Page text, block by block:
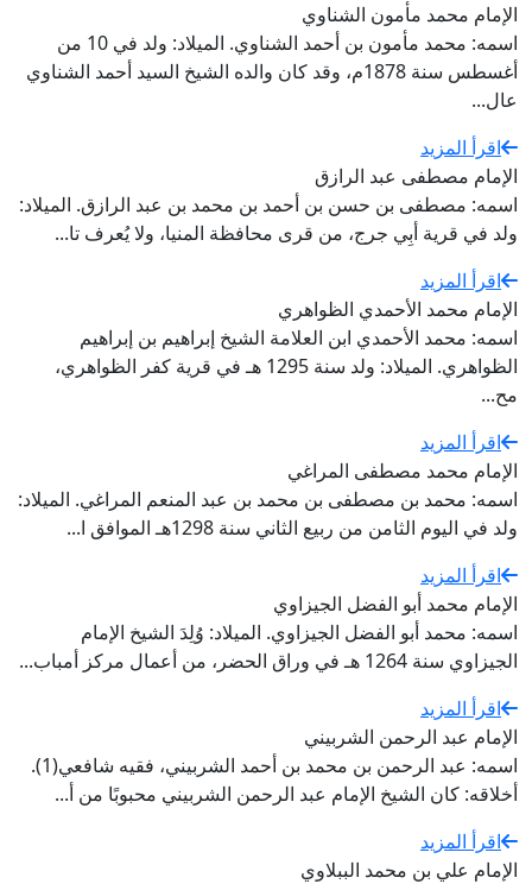
الإمام محمد مأمون الشناوي
اسمه: محمد مأمون بن أحمد الشناوي. الميلاد: ولد في 10 من
أغسطس سنة 1878م، وقد كان والده الشيخ السيد أحمد الشناوي
عال...
اقرأ المزيد
الإمام مصطفى عبد الرازق
اسمه: مصطفى بن حسن بن أحمد بن محمد بن عبد الرازق. الميلاد:
ولد في قرية أبِي جرج، من قرى محافظة المنيا، ولا يُعرف تا...
اقرأ المزيد
الإمام محمد الأحمدي الظواهري
اسمه: محمد الأحمدي ابن العلامة الشيخ إبراهيم بن إبراهيم
الظواهري. الميلاد: ولد سنة 1295 هـ في قرية كفر الظواهري،
مح...
اقرأ المزيد
الإمام محمد مصطفى المراغي
اسمه: محمد بن مصطفى بن محمد بن عبد المنعم المراغي. الميلاد:
ولد في اليوم الثامن من ربيع الثاني سنة 1298هـ الموافق ا...
اقرأ المزيد
الإمام محمد أبو الفضل الجيزاوي
اسمه: محمد أبو الفضل الجيزاوي. الميلاد: وُلِدَ الشيخ الإمام
الجيزاوي سنة 1264 هـ في وراق الحضر، من أعمال مركز أمباب...
اقرأ المزيد
الإمام عبد الرحمن الشربيني
اسمه: عبد الرحمن بن محمد بن أحمد الشربيني، فقيه شافعي(1).
أخلاقه: كان الشيخ الإمام عبد الرحمن الشربيني محبوبًا من أ...
اقرأ المزيد
الإمام علي بن محمد الببلاوي